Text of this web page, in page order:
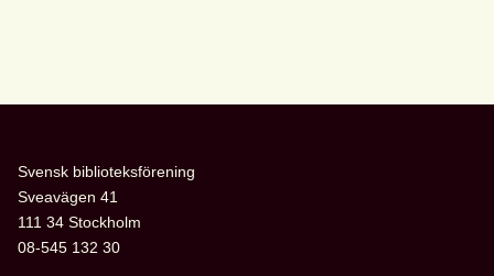
barn-
ungdomspriser
Svensk biblioteksförening
Sveavägen 41
111 34 Stockholm
08-545 132 30